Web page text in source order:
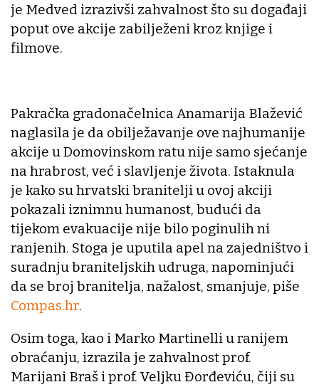
je Medved izrazivši zahvalnost što su događaji
poput ove akcije zabilježeni kroz knjige i
filmove.
Pakračka gradonačelnica Anamarija Blažević
naglasila je da obilježavanje ove najhumanije
akcije u Domovinskom ratu nije samo sjećanje
na hrabrost, već i slavljenje života. Istaknula
je kako su hrvatski branitelji u ovoj akciji
pokazali iznimnu humanost, budući da
tijekom evakuacije nije bilo poginulih ni
ranjenih. Stoga je uputila apel na zajedništvo i
suradnju braniteljskih udruga, napominjući
da se broj branitelja, nažalost, smanjuje, piše
Compas.hr.
Osim toga, kao i Marko Martinelli u ranijem
obraćanju, izrazila je zahvalnost prof.
Marijani Braš i prof. Veljku Đorđeviću, čiji su